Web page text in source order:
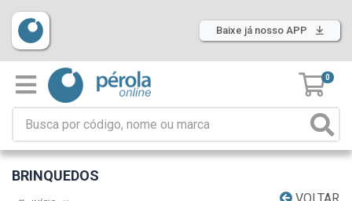
Baixe já nosso APP
0
BRINQUEDOS